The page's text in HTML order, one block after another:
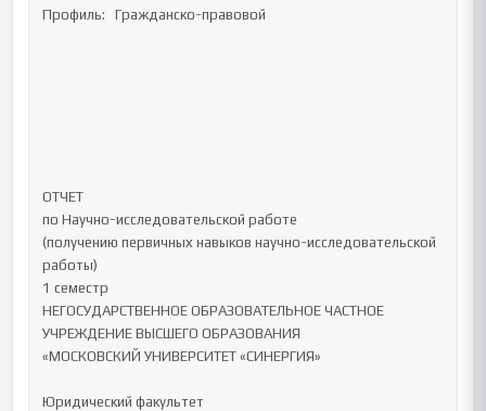
Профиль:   Гражданско-правовой
ОТЧЕТ
по Научно-исследовательской работе
(получению первичных навыков научно-исследовательской
работы)
1 семестр
НЕГОСУДАРСТВЕННОЕ ОБРАЗОВАТЕЛЬНОЕ ЧАСТНОЕ
УЧРЕЖДЕНИЕ ВЫСШЕГО ОБРАЗОВАНИЯ
«МОСКОВСКИЙ УНИВЕРСИТЕТ «СИНЕРГИЯ»
Юридический факультет